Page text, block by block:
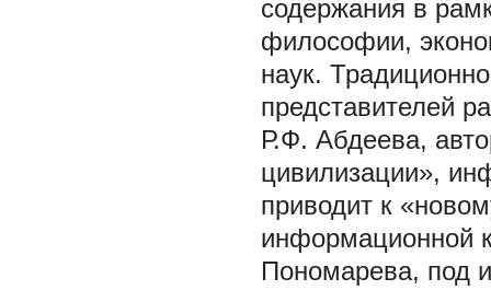
содержания в
философии,
наук.
представителей
Р.Ф. Абдеева,
цивилизации»,
приводит к
информационной
Пономарева, под